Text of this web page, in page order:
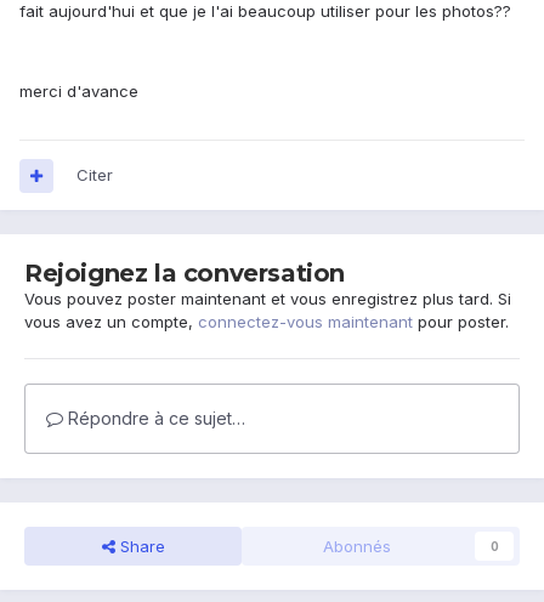
fait aujourd'hui et que je l'ai beaucoup utiliser pour les photos??
merci d'avance
Citer
Rejoignez la conversation
Vous pouvez poster maintenant et vous enregistrez plus tard. Si
vous avez un compte, connectez-vous maintenant pour poster.
Répondre à ce sujet…
Share Abonnés 0